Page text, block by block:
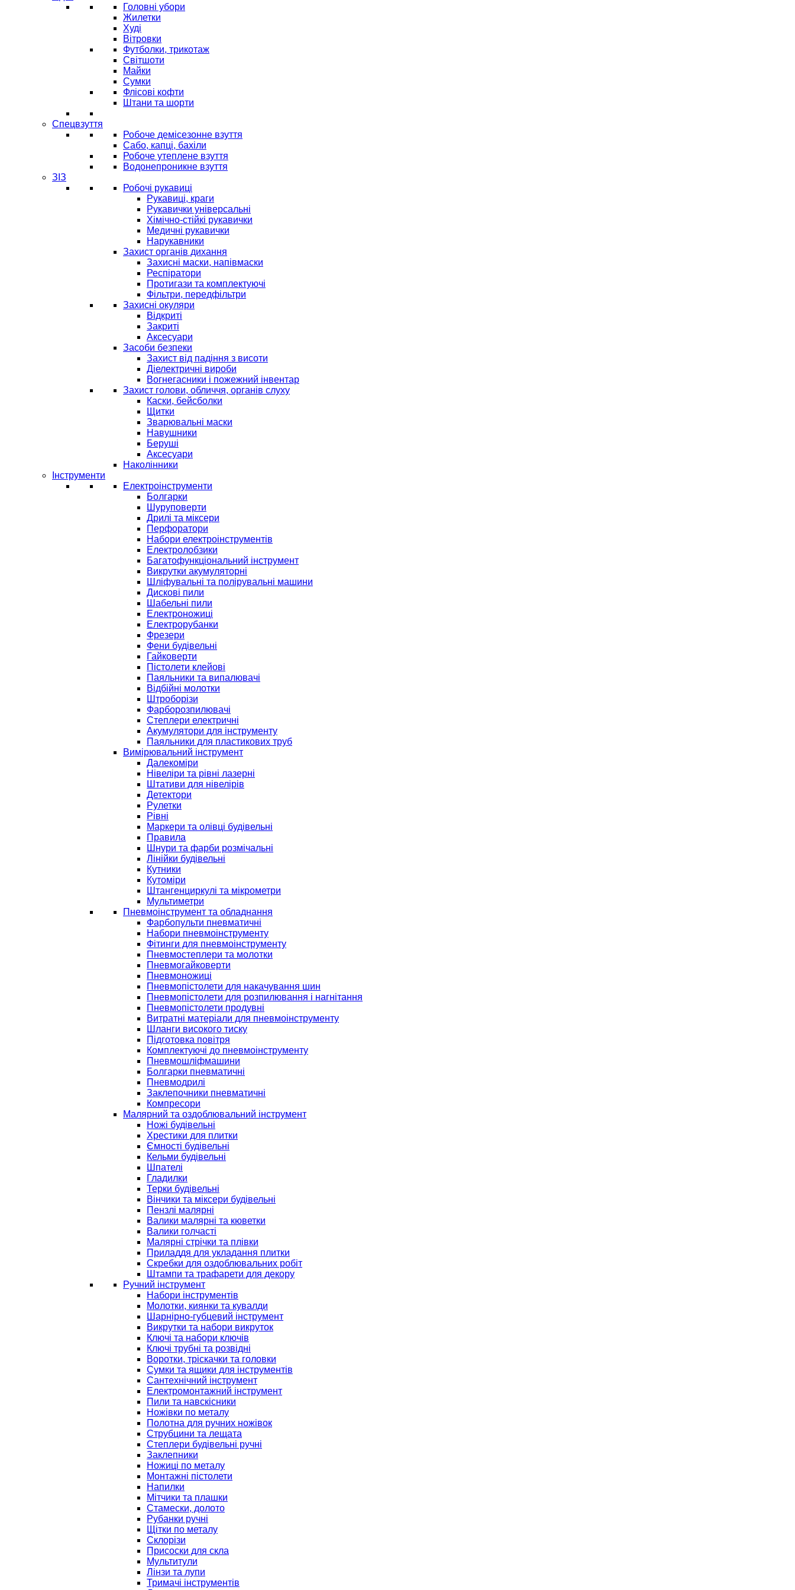
Головні убори
Жилетки
Худі
Вітровки
Футболки, трикотаж
Світшоти
Майки
Сумки
Флісові кофти
Штани та шорти
Спецвзуття
Робоче демісезонне взуття
Сабо, капці, бахіли
Робоче утеплене взуття
Водонепроникне взуття
ЗІЗ
Робочі рукавиці
Рукавиці, краги
Рукавички універсальні
Хімічно-стійкі рукавички
Медичні рукавички
Нарукавники
Захист органів дихання
Захисні маски, напівмаски
Респіратори
Протигази та комплектуючі
Фільтри, передфільтри
Захисні окуляри
Відкриті
Закриті
Аксесуари
Засоби безпеки
Захист від падіння з висоти
Діелектричні вироби
Вогнегасники і пожежний інвентар
Захист голови, обличчя, органів слуху
Каски, бейсболки
Щитки
Зварювальні маски
Навушники
Беруші
Аксесуари
Наколінники
Інструменти
Електроінструменти
Болгарки
Шуруповерти
Дрилі та міксери
Перфоратори
Набори електроінструментів
Електролобзики
Багатофункціональний інструмент
Викрутки акумуляторні
Шліфувальні та полірувальні машини
Дискові пили
Шабельні пили
Електроножиці
Електрорубанки
Фрезери
Фени будівельні
Гайковерти
Пістолети клейові
Паяльники та випалювачі
Відбійні молотки
Штроборізи
Фарборозпилювачі
Степлери електричні
Акумулятори для інструменту
Паяльники для пластикових труб
Вимірювальний інструмент
Далекоміри
Нівеліри та рівні лазерні
Штативи для нівелірів
Детектори
Рулетки
Рівні
Маркери та олівці будівельні
Правила
Шнури та фарби розмічальні
Лінійки будівельні
Кутники
Кутоміри
Штангенциркулі та мікрометри
Мультиметри
Пневмоінструмент та обладнання
Фарбопульти пневматичні
Набори пневмоінструменту
Фітинги для пневмоінструменту
Пневмостеплери та молотки
Пневмогайковерти
Пневмоножиці
Пневмопістолети для накачування шин
Пневмопістолети для розпилювання і нагнітання
Пневмопістолети продувні
Витратні матеріали для пневмоінструменту
Шланги високого тиску
Підготовка повітря
Комплектуючі до пневмоінструменту
Пневмошліфмашини
Болгарки пневматичні
Пневмодрилі
Заклепочники пневматичні
Компресори
Малярний та оздоблювальний інструмент
Ножі будівельні
Хрестики для плитки
Ємності будівельні
Кельми будівельні
Шпателі
Гладилки
Терки будівельні
Вінчики та міксери будівельні
Пензлі малярні
Валики малярні та кюветки
Валики голчасті
Малярні стрічки та плівки
Приладдя для укладання плитки
Скребки для оздоблювальних робіт
Штампи та трафарети для декору
Ручний інструмент
Набори інструментів
Молотки, киянки та кувалди
Шарнірно-губцевий інструмент
Викрутки та набори викруток
Ключі та набори ключів
Ключі трубні та розвідні
Воротки, тріскачки та головки
Сумки та ящики для інструментів
Сантехнічний інструмент
Електромонтажний інструмент
Пили та навскісники
Ножівки по металу
Полотна для ручних ножівок
Струбцини та лещата
Степлери будівельні ручні
Заклепники
Ножиці по металу
Монтажні пістолети
Напилки
Мітчики та плашки
Стамески, долото
Рубанки ручні
Щітки по металу
Склорізи
Присоски для скла
Мультитули
Лінзи та лупи
Тримачі інструментів